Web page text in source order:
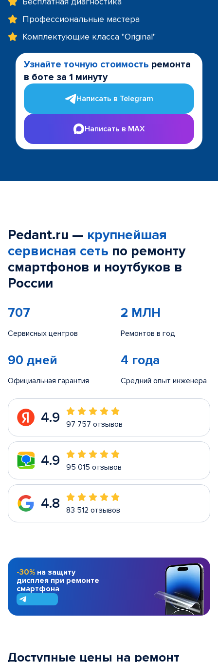
Профессиональные мастера
Комплектующие класса "Original"
Узнайте точную стоимость ремонта
в боте за 1 минуту
Написать в Telegram
Написать в MAX
Pedant.ru — крупнейшая
сервисная сеть по ремонту
смартфонов и ноутбуков в
России
707
Сервисных центров
2 МЛН
Ремонтов в год
90 дней
Официальная гарантия
4 года
Средний опыт инженера
4.9 97 757 отзывов
4.9 95 015 отзывов
4.8 83 512 отзывов
-30% на защиту
дисплея при ремонте
смартфона
Доступные цены на ремонт